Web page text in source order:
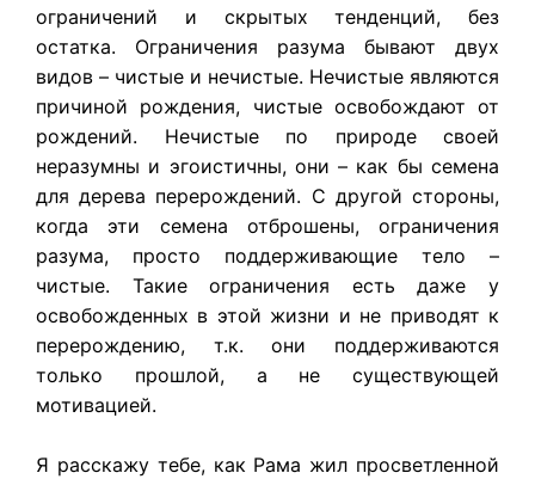
ограничений и скрытых тенденций, без
остатка. Ограничения разума бывают двух
видов – чистые и нечистые. Нечистые являются
причиной рождения, чистые освобождают от
рождений. Нечистые по природе своей
неразумны и эгоистичны, они – как бы семена
для дерева перерождений. С другой стороны,
когда эти семена отброшены, ограничения
разума, просто поддерживающие тело –
чистые. Такие ограничения есть даже у
освобожденных в этой жизни и не приводят к
перерождению, т.к. они поддерживаются
только прошлой, а не существующей
мотивацией.
Я расскажу тебе, как Рама жил просветленной